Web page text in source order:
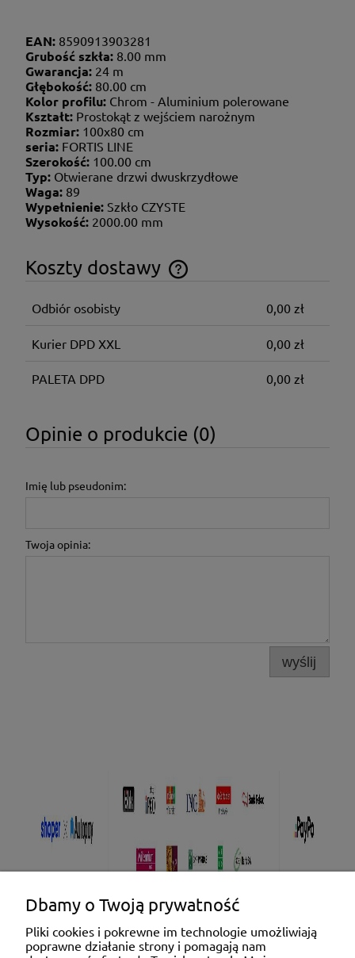
EAN: 8590913903281
Grubość szkła: 8.00 mm
Gwarancja: 24 m
Głębokość: 80.00 cm
Kolor profilu: Chrom - Aluminium polerowane
Kształt: Prostokąt z wejściem narożnym
Rozmiar: 100x80 cm
seria: FORTIS LINE
Szerokość: 100.00 cm
Typ: Otwierane drzwi dwuskrzydłowe
Waga: 89
Wypełnienie: Szkło CZYSTE
Wysokość: 2000.00 mm
Koszty dostawy
Cena nie zawiera ewentualnych kosztów płatności
Odbiór osobisty 0,00 zł
Kurier DPD XXL 0,00 zł
PALETA DPD 0,00 zł
Opinie o produkcie (0)
Imię lub pseudonim:
Twoja opinia:
wyślij
Pomoc
Dbamy o Twoją prywatność
Pliki cookies i pokrewne im technologie umożliwiają
poprawne działanie strony i pomagają nam